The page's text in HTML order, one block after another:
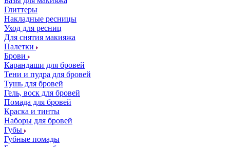
Глиттеры
Накладные ресницы
Уход для ресниц
Для снятия макияжа
Палетки
Брови
Карандаши для бровей
Тени и пудра для бровей
Тушь для бровей
Гель, воск для бровей
Помада для бровей
Краска и тинты
Наборы для бровей
Губы
Губные помады